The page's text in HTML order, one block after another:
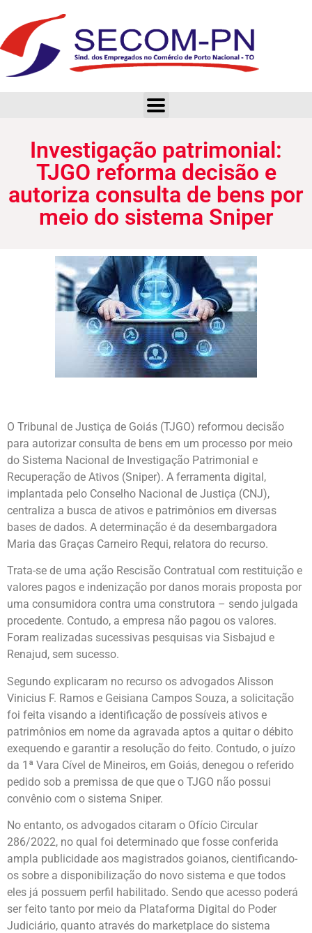
Investigação patrimonial:
TJGO reforma decisão e
autoriza consulta de bens por
meio do sistema Sniper
O Tribunal de Justiça de Goiás (TJGO) reformou decisão
para autorizar consulta de bens em um processo por meio
do Sistema Nacional de Investigação Patrimonial e
Recuperação de Ativos (Sniper). A ferramenta digital,
implantada pelo Conselho Nacional de Justiça (CNJ),
centraliza a busca de ativos e patrimônios em diversas
bases de dados. A determinação é da desembargadora
Maria das Graças Carneiro Requi, relatora do recurso.
Trata-se de uma ação Rescisão Contratual com restituição e
valores pagos e indenização por danos morais proposta por
uma consumidora contra uma construtora – sendo julgada
procedente. Contudo, a empresa não pagou os valores.
Foram realizadas sucessivas pesquisas via Sisbajud e
Renajud, sem sucesso.
Segundo explicaram no recurso os advogados Alisson
Vinicius F. Ramos e Geisiana Campos Souza, a solicitação
foi feita visando a identificação de possíveis ativos e
patrimônios em nome da agravada aptos a quitar o débito
exequendo e garantir a resolução do feito. Contudo, o juízo
da 1ª Vara Cível de Mineiros, em Goiás, denegou o referido
pedido sob a premissa de que que o TJGO não possui
convênio com o sistema Sniper.
No entanto, os advogados citaram o Ofício Circular
286/2022, no qual foi determinado que fosse conferida
ampla publicidade aos magistrados goianos, cientificando-
os sobre a disponibilização do novo sistema e que todos
eles já possuem perfil habilitado. Sendo que acesso poderá
ser feito tanto por meio da Plataforma Digital do Poder
Judiciário, quanto através do marketplace do sistema